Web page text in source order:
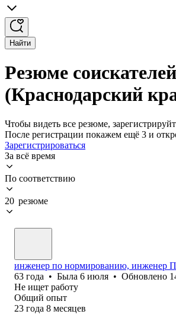
Найти
Резюме
(Краснодарский
Чтобы видеть все резюме,
После регистрации покажем ещё 3 и
Зарегистрироваться
За всё время
По соответствию
20 резюме
инженер по нормированию, инженер
63 года • Была 6 июля • Обновлено
Не ищет работу
Общий опыт
23 года 8 месяцев